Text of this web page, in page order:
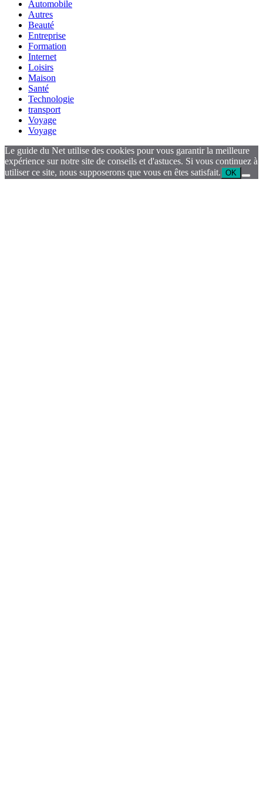
Automobile
Autres
Beauté
Entreprise
Formation
Internet
Loisirs
Maison
Santé
Technologie
transport
Voyage
Voyage
Le guide du Net utilise des cookies pour vous garantir la meilleure
expérience sur notre site de conseils et d'astuces. Si vous continuez à
utiliser ce site, nous supposerons que vous en êtes satisfait. OK